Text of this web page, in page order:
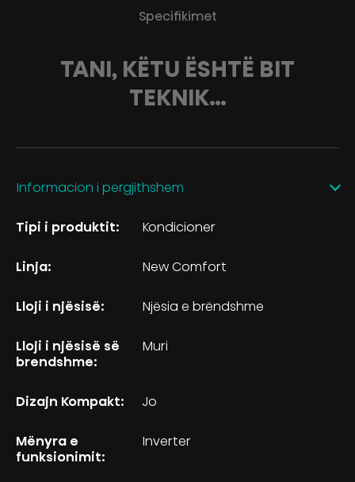
Specifikimet
TANI, KËTU ËSHTË BIT
TEKNIK…
Informacion i pergjithshem
Tipi i produktit: Kondicioner
Linja: New Comfort
Lloji i njësisë: Njësia e brëndshme
Lloji i njësisë së
brendshme:
Muri
Dizajn Kompakt: Jo
Mënyra e
funksionimit:
Inverter